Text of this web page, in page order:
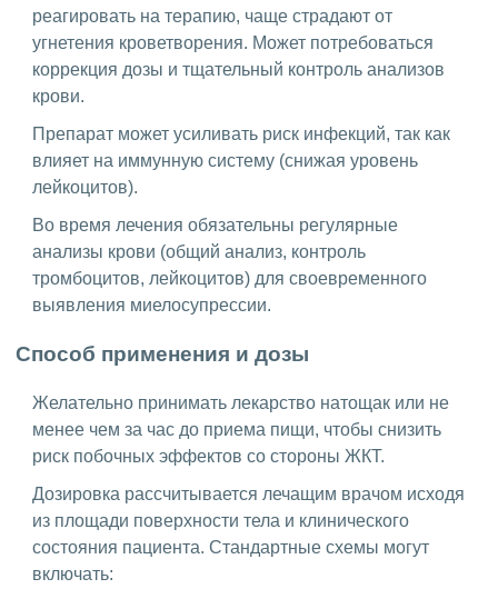
реагировать на терапию, чаще страдают от
угнетения кроветворения. Может потребоваться
коррекция дозы и тщательный контроль анализов
крови.
Препарат может усиливать риск инфекций, так как
влияет на иммунную систему (снижая уровень
лейкоцитов).
Во время лечения обязательны регулярные
анализы крови (общий анализ, контроль
тромбоцитов, лейкоцитов) для своевременного
выявления миелосупрессии.
Способ применения и дозы
Желательно принимать лекарство натощак или не
менее чем за час до приема пищи, чтобы снизить
риск побочных эффектов со стороны ЖКТ.
Дозировка рассчитывается лечащим врачом исходя
из площади поверхности тела и клинического
состояния пациента. Стандартные схемы могут
включать: